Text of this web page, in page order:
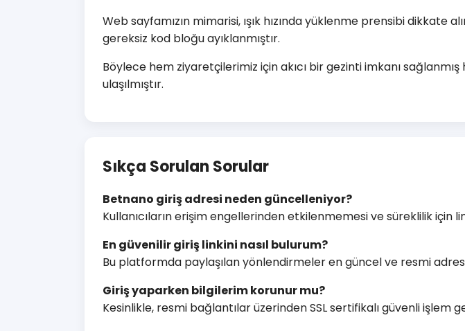
Web sayfamızın mimarisi, ışık hızında yüklenme prensibi
gereksiz kod bloğu ayıklanmıştır.
Böylece hem ziyaretçilerimiz için akıcı bir gezinti imkanı
ulaşılmıştır.
Sıkça Sorulan Sorular
Betnano giriş adresi neden güncelleniyor?
Kullanıcıların erişim engellerinden etkilenmemesi ve süreklilik için
En güvenilir giriş linkini nasıl bulurum?
Bu platformda paylaşılan yönlendirmeler en güncel ve resmi
Giriş yaparken bilgilerim korunur mu?
Kesinlikle, resmi bağlantılar üzerinden SSL sertifikalı güvenli işlem